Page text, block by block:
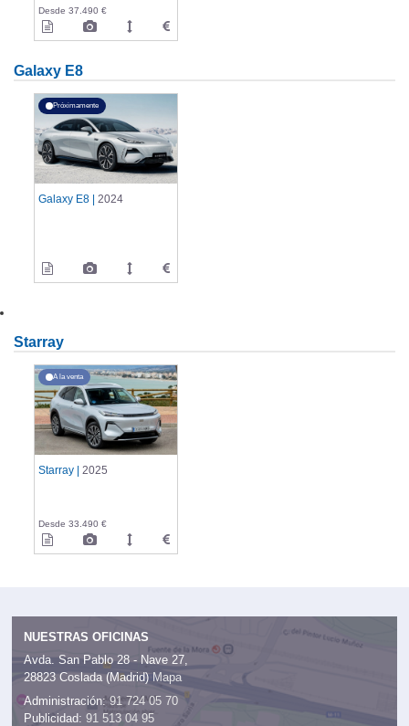
Desde 37.490 €
Galaxy E8
Próximamente
Galaxy E8 | 2024
Starray
A la venta
Starray | 2025
Desde 33.490 €
NUESTRAS OFICINAS
Avda. San Pablo 28 - Nave 27,
28823 Coslada (Madrid) Mapa
Administración: 91 724 05 70
Publicidad: 91 513 04 95